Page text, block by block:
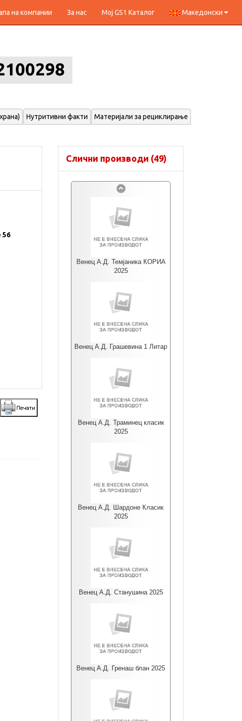
на компании За нас Мој GS1 Каталог Македонски
Нутритивни факти Материјали за рециклирање
56
Слични производи (49)
Венец А.Д. Темјаника КОРИА
2025
Венец А.Д. Грашевина 1 Литар
Венец А.Д. Траминец класик
2025
Венец А.Д. Шардоне Класик
2025
Венец А.Д. Станушина 2025
Венец А.Д. Гренаш блан 2025